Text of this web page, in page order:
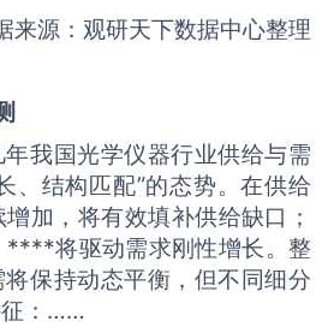
来源：观研天下数据中心整理
我国光学仪器行业供给与需
、结构匹配”的态势。在供给
加，将有效填补供给缺口；
将驱动需求刚性增长。整
保持动态平衡，但不同细分
征：……